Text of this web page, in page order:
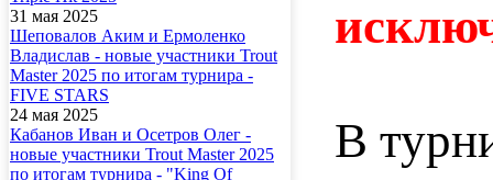
31 мая 2025
Шеповалов Аким и Ермоленко
Владислав - новые участники Trout
Master 2025 по итогам турнира -
FIVE STARS
24 мая 2025
Кабанов Иван и Осетров Олег -
новые участники Trout Master 2025
по итогам турнира - "King Of
В